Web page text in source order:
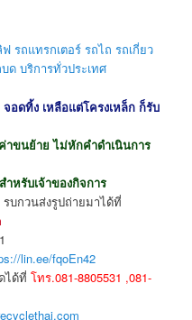
ถแทรกเตอร์ รถไถ รถเกี่ยว
บด บริการทั่วประเทศ
อดทิ้ง เหลือแต่โครงเหล็ก ก็รับ
ขนย้าย ไม่หักคำดำเนินการ
หรับเจ้าของกิจการ
รบกวนส่งรูปถ่ายมาได้ที่
lin.ee/fqoEn42
ได้ที่โทร.081-8805531 ,081-